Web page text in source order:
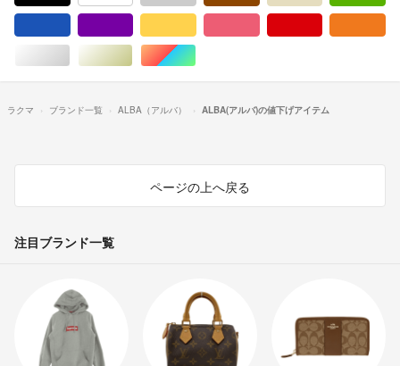
シルバー/銀色系ゴールド/金色系マルチカラー
ラクマ ブランド一覧 ALBA（アルバ） ALBA(アルバ)の値下げアイテム
ページの上へ戻る
注目ブランド一覧